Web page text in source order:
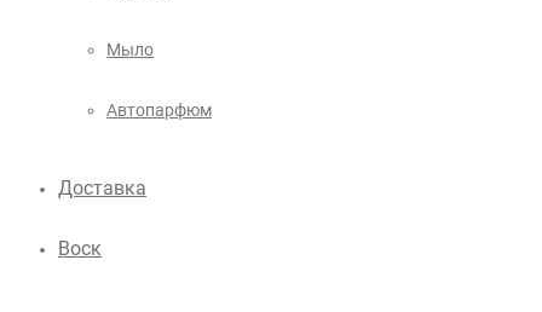
Мыло
Автопарфюм
Доставка
Воск